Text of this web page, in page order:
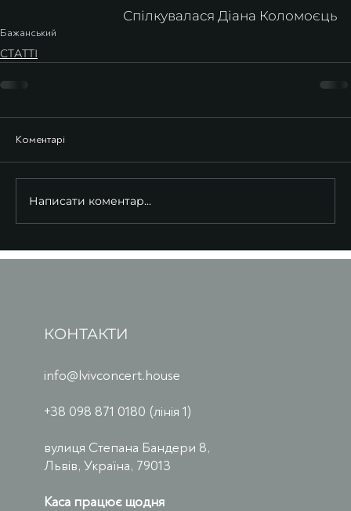
Спілкувалася Діана Коломоєць
Бажанський
СТАТТІ
Коментарі
Написати коментар...
КОНТАКТИ
info@lvivconcert.house
+38 098 871 0180 (лінія 1)
вулиця Степана Бандери 8,
Львів, Україна, 79013
Каса працює щодня